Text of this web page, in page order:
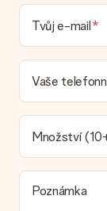
Mohu si vybrat
Není možné
Jaká je dodací
Dodací lhůtu
náš dopravce
Jaké možnosti
V současné
který chcete
doručování
možnost spadá
zákaznický servis.
Tvůj e-mail
Vaše
Množství
Poznámka